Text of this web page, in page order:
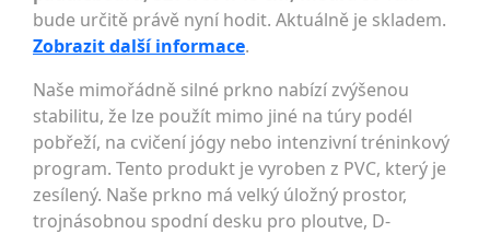
bude určitě právě nyní hodit. Aktuálně je skladem.
Zobrazit další informace.
Naše mimořádně silné prkno nabízí zvýšenou
stabilitu, že lze použít mimo jiné na túry podél
pobřeží, na cvičení jógy nebo intenzivní tréninkový
program. Tento produkt je vyroben z PVC, který je
zesílený. Naše prkno má velký úložný prostor,
trojnásobnou spodní desku pro ploutve, D-